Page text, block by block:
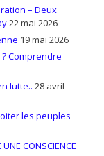
– Deux
22 mai 2026
19 mai 2026
Comprendre
lutte.. 28 avril
les peuples
UNE CONSCIENCE